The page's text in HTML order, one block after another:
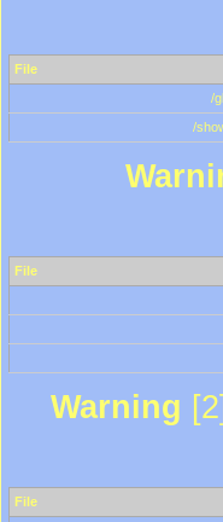
File
/
/
File
Warning
File